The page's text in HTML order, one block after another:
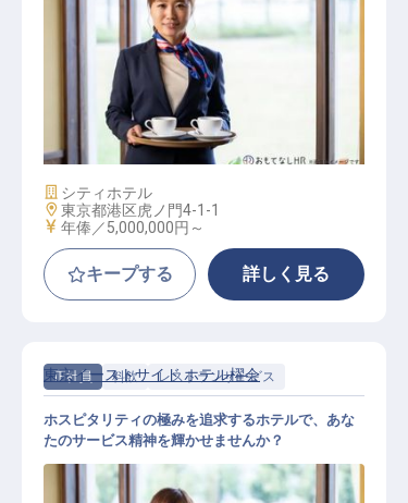
レストランアシスタントマネージャ
施設業態
シティホテル
勤務地
東京都港区虎ノ門4-1-1
給与
年俸／5,000,000円～
キープする 詳しく見る
正社員 料飲 レストランサービス
東京イーストサイド ホテル櫂会
ホスピタリティの極みを追求するホテルで、あな
たのサービス精神を輝かせませんか？